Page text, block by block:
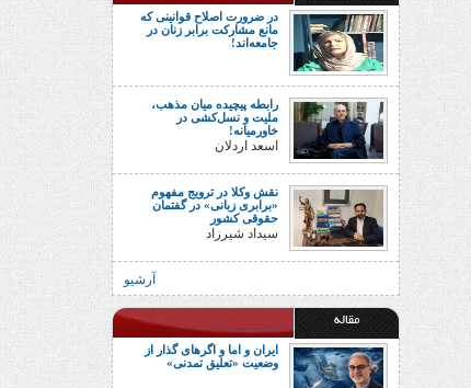
در ضرورت اصلاح قوانینی که
مانع مشارکت برابر زنان در
جامعه‌اند!
رابطه پیچیده میان مذهب،
ملیت و نسل‌کشی در
خاورمیانه!
اسعد اردلان
نقش وکلا در ترویج مفهوم
«برابری زبانی» در گفتمان
حقوقی کشور
سیداد شیرزاد
آرشیو
مقاله
ایران و اما و اگرهای گذار از
وضعیت «تعلیق تمدنی»